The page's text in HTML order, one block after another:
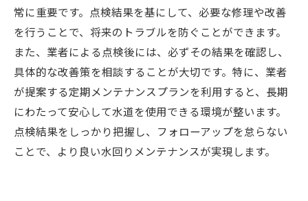
常に重要です。点検結果を基にして、必要な修理や改善
を行うことで、将来のトラブルを防ぐことができます。
また、業者による点検後には、必ずその結果を確認し、
具体的な改善策を相談することが大切です。特に、業者
が提案する定期メンテナンスプランを利用すると、長期
にわたって安心して水道を使用できる環境が整います。
点検結果をしっかり把握し、フォローアップを怠らない
ことで、より良い水回りメンテナンスが実現します。